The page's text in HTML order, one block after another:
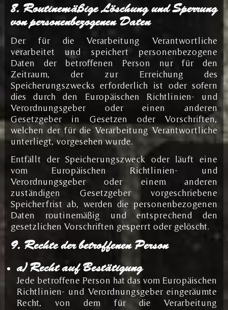
8. Routinemäßige Löschung und Sperrung
von personenbezogenen Daten
Der für die Verarbeitung Verantwortliche
verarbeitet und speichert personenbezogene
Daten der betroffenen Person nur für den
Zeitraum, der zur Erreichung des
Speicherungszwecks erforderlich ist oder sofern
dies durch den Europäischen Richtlinien- und
Verordnungsgeber oder einen anderen
Gesetzgeber in Gesetzen oder Vorschriften,
welchen der für die Verarbeitung Verantwortliche
unterliegt, vorgesehen wurde.
Entfällt der Speicherungszweck oder läuft eine
vom Europäischen Richtlinien- und
Verordnungsgeber oder einem anderen
zuständigen Gesetzgeber vorgeschriebene
Speicherfrist ab, werden die personenbezogenen
Daten routinemäßig und entsprechend den
gesetzlichen Vorschriften gesperrt oder gelöscht.
9. Rechte der betroffenen Person
a) Recht auf Bestätigung
Jede betroffene Person hat das vom Europäischen
Richtlinien- und Verordnungsgeber eingeräumte
Recht, von dem für die Verarbeitung